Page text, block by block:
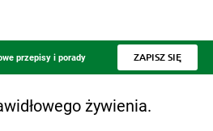
przepisy i porady ZAPISZ SIĘ
e-book.
żywienia.